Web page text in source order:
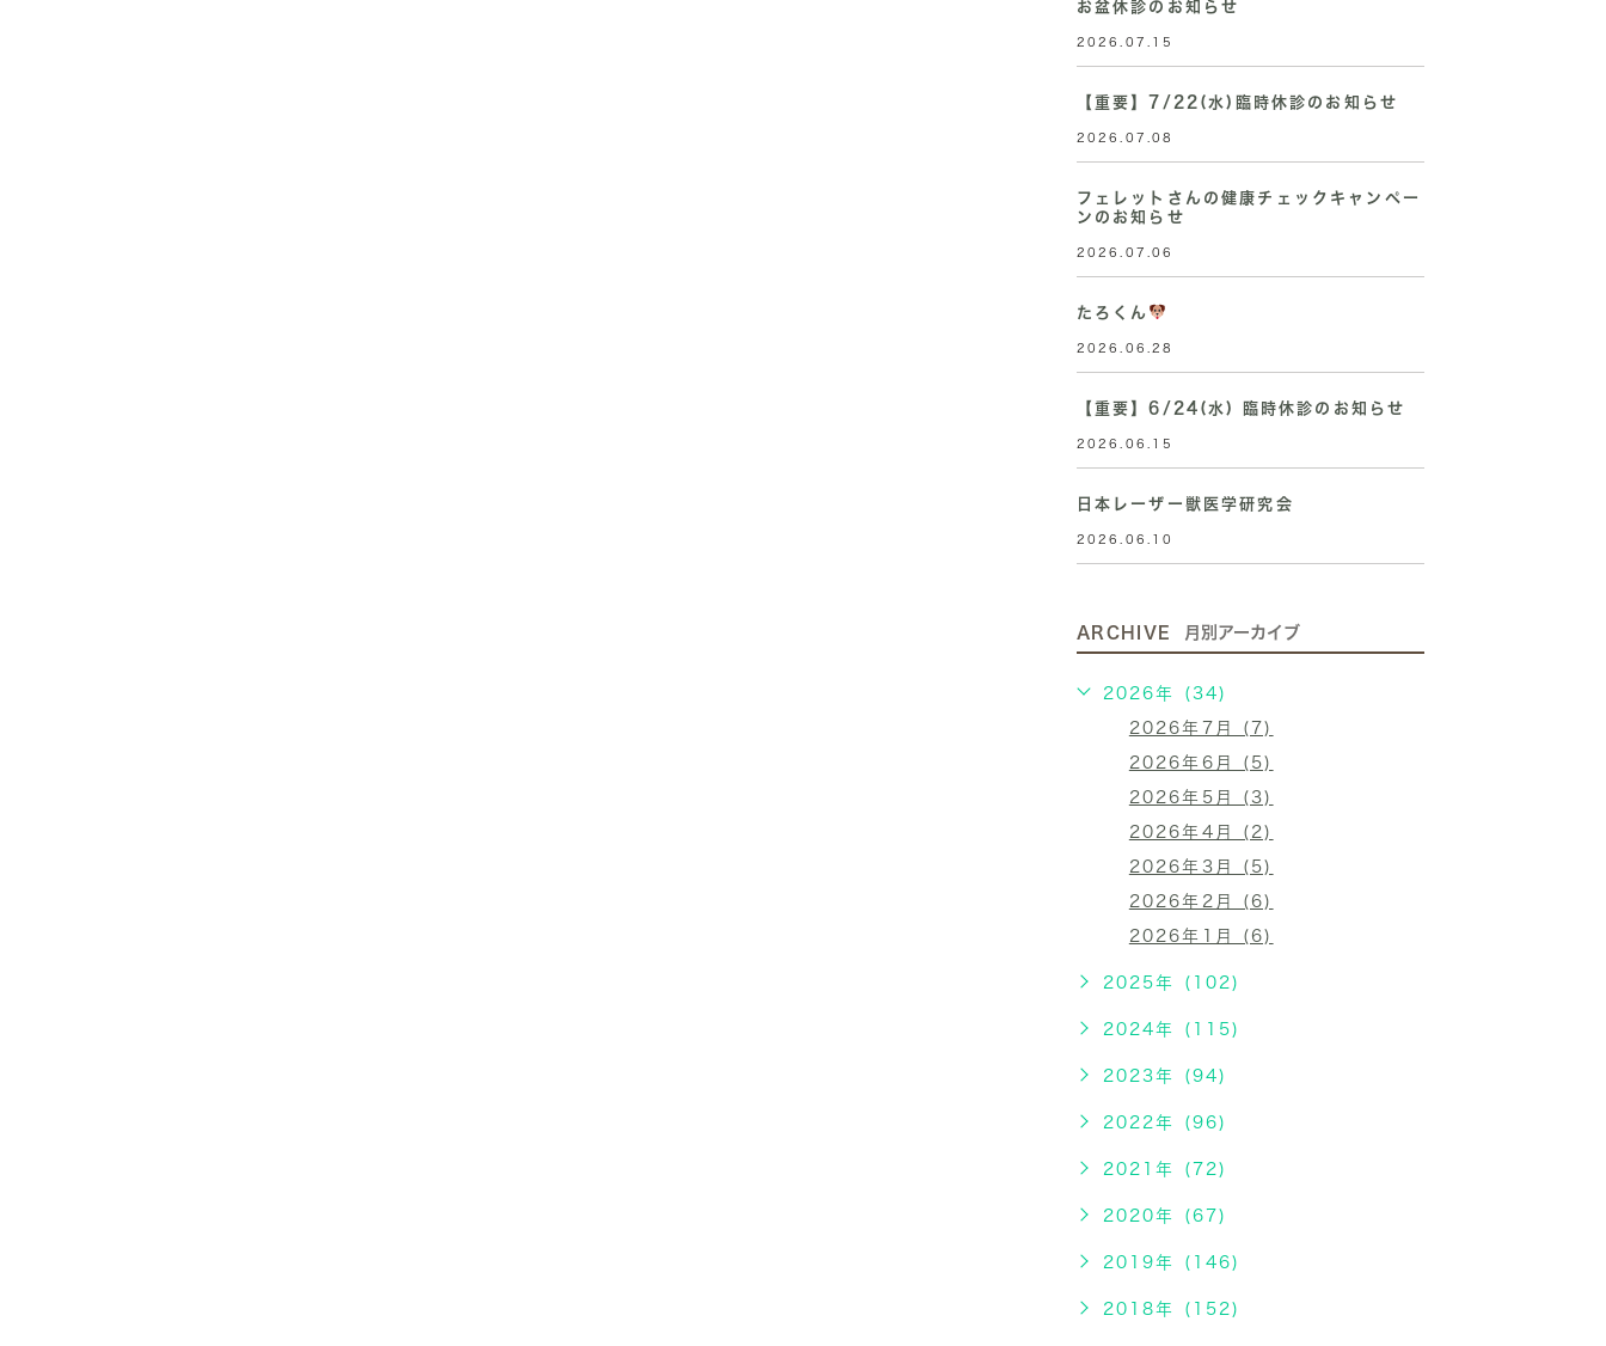
お盆休診のお知らせ
2026.07.15
【重要】7/22(水)臨時休診のお知らせ
2026.07.08
フェレットさんの健康チェックキャンペー
ンのお知らせ
2026.07.06
たろくん
2026.06.28
【重要】6/24(水) 臨時休診のお知らせ
2026.06.15
日本レーザー獣医学研究会
2026.06.10
ARCHIVE 月別アーカイブ
2026年 (34)
2026年7月 (7)
2026年6月 (5)
2026年5月 (3)
2026年4月 (2)
2026年3月 (5)
2026年2月 (6)
2026年1月 (6)
2025年 (102)
2024年 (115)
2023年 (94)
2022年 (96)
2021年 (72)
2020年 (67)
2019年 (146)
2018年 (152)